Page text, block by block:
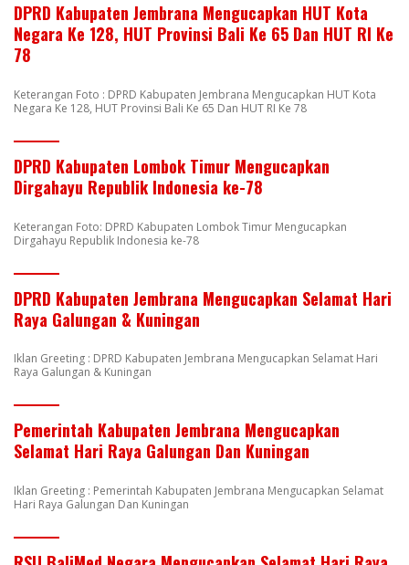
DPRD Kabupaten Jembrana Mengucapkan HUT Kota
Negara Ke 128, HUT Provinsi Bali Ke 65 Dan HUT RI Ke
78
Keterangan Foto : DPRD Kabupaten Jembrana Mengucapkan HUT Kota
Negara Ke 128, HUT Provinsi Bali Ke 65 Dan HUT RI Ke 78
DPRD Kabupaten Lombok Timur Mengucapkan
Dirgahayu Republik Indonesia ke-78
Keterangan Foto: DPRD Kabupaten Lombok Timur Mengucapkan
Dirgahayu Republik Indonesia ke-78
DPRD Kabupaten Jembrana Mengucapkan Selamat Hari
Raya Galungan & Kuningan
Iklan Greeting : DPRD Kabupaten Jembrana Mengucapkan Selamat Hari
Raya Galungan & Kuningan
Pemerintah Kabupaten Jembrana Mengucapkan
Selamat Hari Raya Galungan Dan Kuningan
Iklan Greeting : Pemerintah Kabupaten Jembrana Mengucapkan Selamat
Hari Raya Galungan Dan Kuningan